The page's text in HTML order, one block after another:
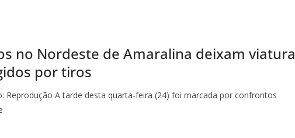
no Nordeste de Amaralina deixam viatura
por tiros
Reprodução A tarde desta quarta-feira (24) foi marcada por confrontos